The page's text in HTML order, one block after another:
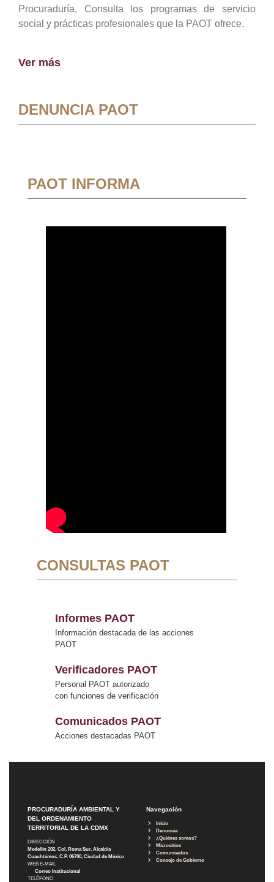
Procuraduría, Consulta los programas de servicio
social y prácticas profesionales que la PAOT ofrece.
Ver más
DENUNCIA PAOT
PAOT INFORMA
CONSULTAS PAOT
Informes PAOT
Información destacada de las acciones
PAOT
Verificadores PAOT
Personal PAOT autorizado
con funciones de verificación
Comunicados PAOT
Acciones destacadas PAOT
PROCURADURÍA AMBIENTAL Y
DEL ORDENAMIENTO
TERRITORIAL DE LA CDMX
DIRECCIÓN
Medellín 202, Col. Roma Sur, Alcaldía
Cuauhtémoc, C.P. 06700, Ciudad de México
WEB E-MAIL
Correo Institucional
TELÉFONO
Navegación
Inicio
Denuncia
¿Quiénes somos?
Micrositios
Comunicados
Consejo de Gobierno